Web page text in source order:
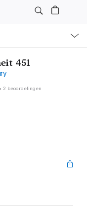
451
•2 beoordelingen